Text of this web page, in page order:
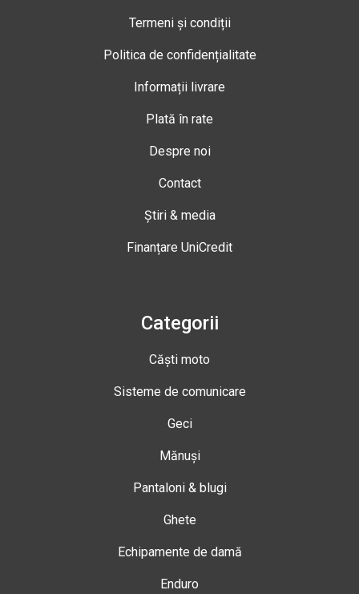
Termeni și condiții
Politica de confidențialitate
Informații livrare
Plată în rate
Despre noi
Contact
Știri & media
Finanțare UniCredit
Categorii
Căști moto
Sisteme de comunicare
Geci
Mănuși
Pantaloni & blugi
Ghete
Echipamente de damă
Enduro